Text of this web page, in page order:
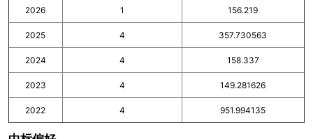
2026 1 156.219
2025 4 357.730563
2024 4 158.337
2023 4 149.281626
2022 4 951.994135